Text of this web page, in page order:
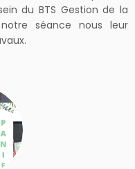
du BTS Gestion de la
séance nous leur